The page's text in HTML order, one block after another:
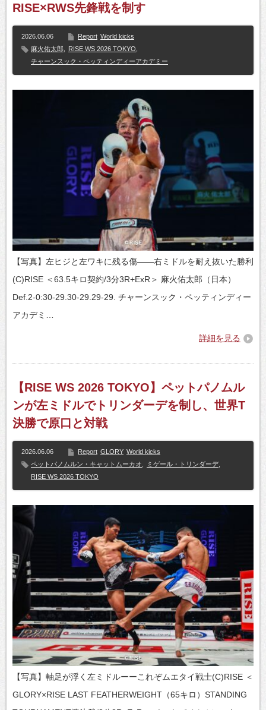
RISE×RWS先鋒戦を制す
2026.06.06 Report World kicks
麻火佑太郎
RISE WS 2026 TOKYO
チャーンスック・ペッティンディーアカデミー
【写真】左ヒジと左ワキに残る傷——右ミドルを耐え抜いた勝利
(C)RISE ＜63.5キロ契約/3分3R+ExR＞ 麻火佑太郎（日本）
Def.2-0:30-29.30-29.29-29. チャーンスック・ペッティンディー
アカデミ…
詳細を見る
【RISE WS 2026 TOKYO】ペットパノムル
ンが左ミドルでトリンダーデを制し、世界T
決勝で原口と対戦
2026.06.06 Report GLORY World kicks
ペットパノムルン・キャットムーカオ
ミゲール・トリンダーデ
RISE WS 2026 TOKYO
【写真】軸足が浮く左ミドルーーこれぞムエタイ戦士(C)RISE ＜
GLORY×RISE LAST FEATHERWEIGHT（65キロ）STANDING